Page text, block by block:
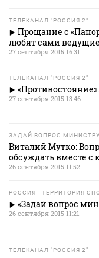
ТЕЛЕКАНАЛ "РОССИЯ 2"
Прощание с
любят сами
27 сентября 2015 16:31
ТЕЛЕКАНАЛ "РОССИЯ 2"
27 сентября 2015 13:46
ЗАДАЙ ВОПРОС МИНИСТРУ
Виталий Мутко:
обсуждать вместе с
26 сентября 2015 11:52
РОССИЯ - ТЕРРИТОРИЯ
«Задай вопрос
26 сентября 2015 11:21
ТЕЛЕКАНАЛ "РОССИЯ 2"